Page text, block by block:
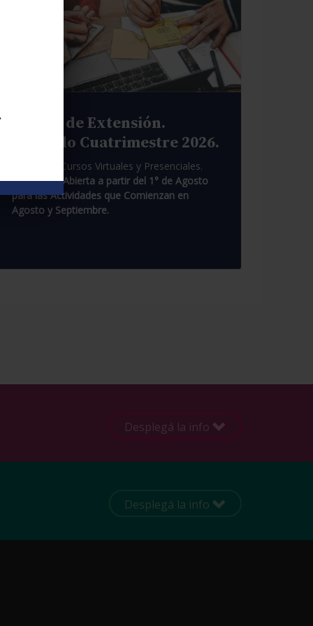
Cursos de Extensión.
Segundo Cuatrimestre 2026.
Pasantías. Cursos Virtuales y Presenciales.
Inscripción Abierta a partir del 1° de Agosto
para las Actividades que Comienzan en
Agosto y Septiembre.
Desplegá la info
Desplegá la info